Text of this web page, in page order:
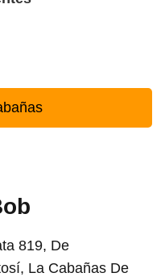
819, De
La Cabañas De